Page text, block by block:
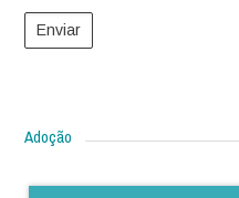
Adoção